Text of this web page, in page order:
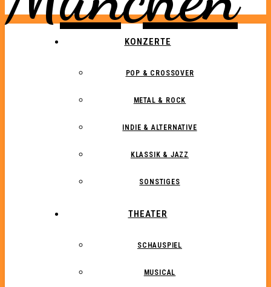
KONZERTE
POP & CROSSOVER
METAL & ROCK
INDIE & ALTERNATIVE
KLASSIK & JAZZ
SONSTIGES
THEATER
SCHAUSPIEL
MUSICAL